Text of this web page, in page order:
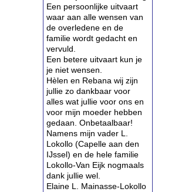
Een persoonlijke uitvaart
waar aan alle wensen van
de overledene en de
familie wordt gedacht en
vervuld.
Een betere uitvaart kun je
je niet wensen.
Hèlen en Rebana wij zijn
jullie zo dankbaar voor
alles wat jullie voor ons en
voor mijn moeder hebben
gedaan. Onbetaalbaar!
Namens mijn vader L.
Lokollo (Capelle aan den
IJssel) en de hele familie
Lokollo-Van Eijk nogmaals
dank jullie wel.
Elaine L. Mainasse-Lokollo